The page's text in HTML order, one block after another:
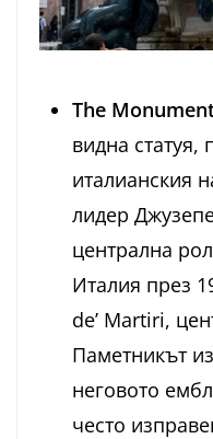
The
видна статуя,
италианския
лидер
централна
Италия през
de’ Martiri,
Паметникът
неговото
често